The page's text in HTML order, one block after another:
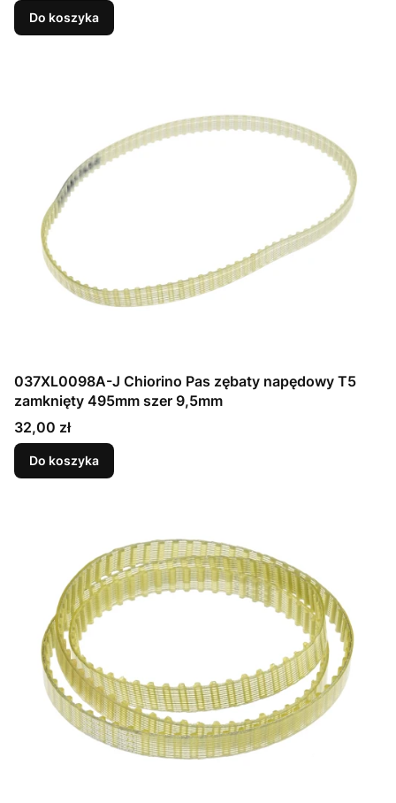
Do koszyka
037XL0098A-J Chiorino Pas zębaty napędowy T5
zamknięty 495mm szer 9,5mm
Cena
32,00 zł
Do koszyka